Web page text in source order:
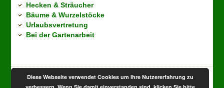
Hecken & Sträucher
Bäume & Wurzelstöcke
Urlaubsvertretung
Bei der Gartenarbeit
Diese Webseite verwendet Cookies um Ihre Nutzererfahrung zu